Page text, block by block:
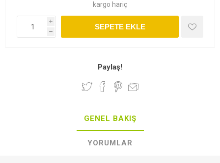
kargo hariç
i
h
SEPETE EKLE
Paylaş!
GENEL BAKIŞ
YORUMLAR